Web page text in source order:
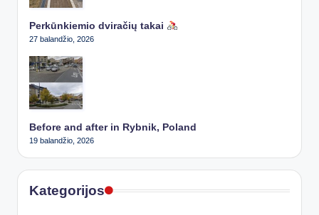
Perkūnkiemio dviračių takai
27 balandžio, 2026
Before and after in Rybnik, Poland
19 balandžio, 2026
Kategorijos